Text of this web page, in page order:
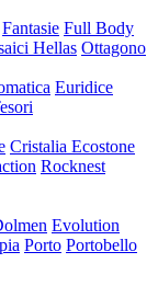
Fantasie Full Body
Hellas Ottagono
Euridice
Cristalia Ecostone
Rocknest
Evolution
Porto Portobello